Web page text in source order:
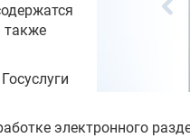
также
электронного